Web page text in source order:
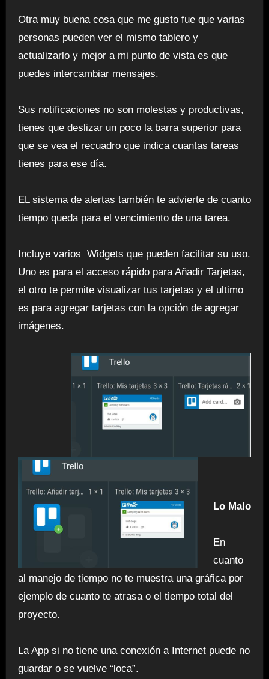
Otra muy buena cosa que me gusto fue que varias
personas pueden ver el mismo tablero y
actualizarlo y mejor a mi punto de vista es que
puedes intercambiar mensajes.
Sus notificaciones no son molestas y productivas,
tienes que deslizar un poco la barra superior para
que se vea el recuadro que indica cuantas tareas
tienes para ese día.
EL sistema de alertas también te advierte de cuanto
tiempo queda para el vencimiento de una tarea.
Incluye varios Widgets que pueden facilitar su uso.
Uno es para el acceso rápido para Añadir Tarjetas,
el otro te permite visualizar tus tarjetas y el ultimo
es para agregar tarjetas con la opción de agregar
imágenes.
Lo Malo
En
cuanto
al manejo de tiempo no te muestra una gráfica por
ejemplo de cuanto te atrasa o el tiempo total del
proyecto.
La App si no tiene una conexión a Internet puede no
guardar o se vuelve “loca”.